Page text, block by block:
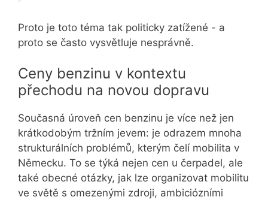
Proto je toto téma tak politicky zatížené - a
proto se často vysvětluje nesprávně.
Ceny benzinu v kontextu
přechodu na novou dopravu
Současná úroveň cen benzinu je více než jen
krátkodobým tržním jevem: je odrazem mnoha
strukturálních problémů, kterým čelí mobilita v
Německu. To se týká nejen cen u čerpadel, ale
také obecné otázky, jak lze organizovat mobilitu
ve světě s omezenými zdroji, ambiciózními